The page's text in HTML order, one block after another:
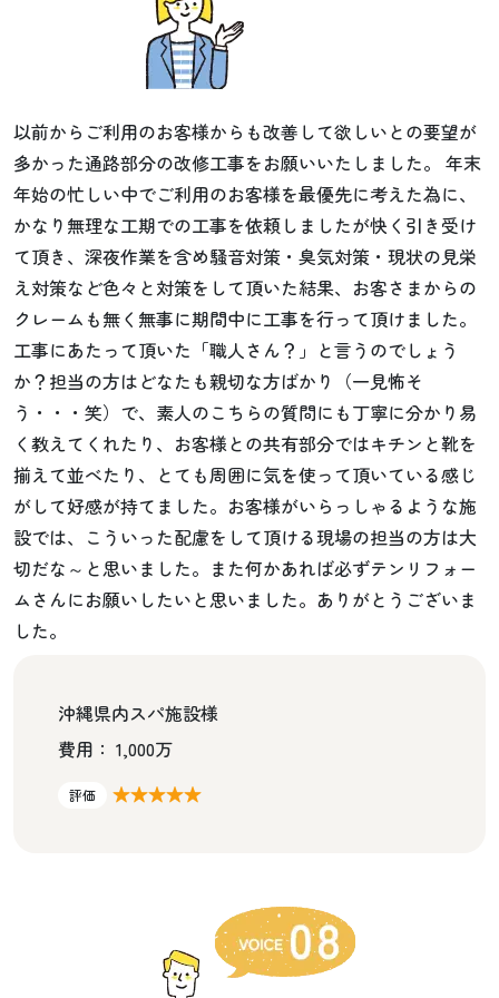
以前からご利用のお客様からも改善して欲しいとの要望が
多かった通路部分の改修工事をお願いいたしました。 年末
年始の忙しい中でご利用のお客様を最優先に考えた為に、
かなり無理な工期での工事を依頼しましたが快く引き受け
て頂き、深夜作業を含め騒音対策・臭気対策・現状の見栄
え対策など色々と対策をして頂いた結果、お客さまからの
クレームも無く無事に期間中に工事を行って頂けました。
工事にあたって頂いた「職人さん？」と言うのでしょう
か？担当の方はどなたも親切な方ばかり（一見怖そ
う・・・笑）で、素人のこちらの質問にも丁寧に分かり易
く教えてくれたり、お客様との共有部分ではキチンと靴を
揃えて並べたり、とても周囲に気を使って頂いている感じ
がして好感が持てました。お客様がいらっしゃるような施
設では、こういった配慮をして頂ける現場の担当の方は大
切だな～と思いました。また何かあれば必ずテンリフォー
ムさんにお願いしたいと思いました。ありがとうございま
した。
沖縄県内スパ施設様
費用： 1,000万
評価 ★★★★★